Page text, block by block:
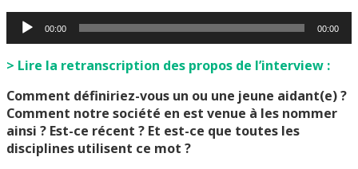
Lecteur
audio
00:00 00:00
> Lire la retranscription des propos de l’interview :
Comment définiriez-vous un ou une jeune aidant(e) ?
Comment notre société en est venue à les nommer
ainsi ? Est-ce récent ? Et est-ce que toutes les
disciplines utilisent ce mot ?